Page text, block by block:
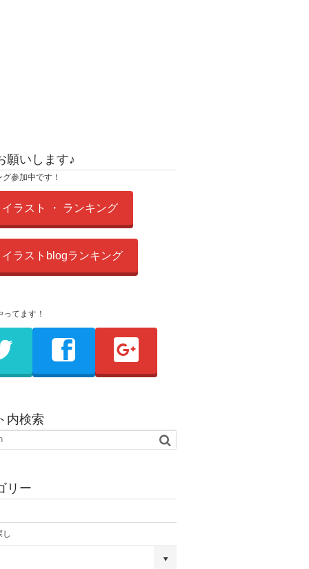
願いします♪
参加中です！
イラスト ・ ランキング
イラストblogランキング
てます！
内検索
リー
し